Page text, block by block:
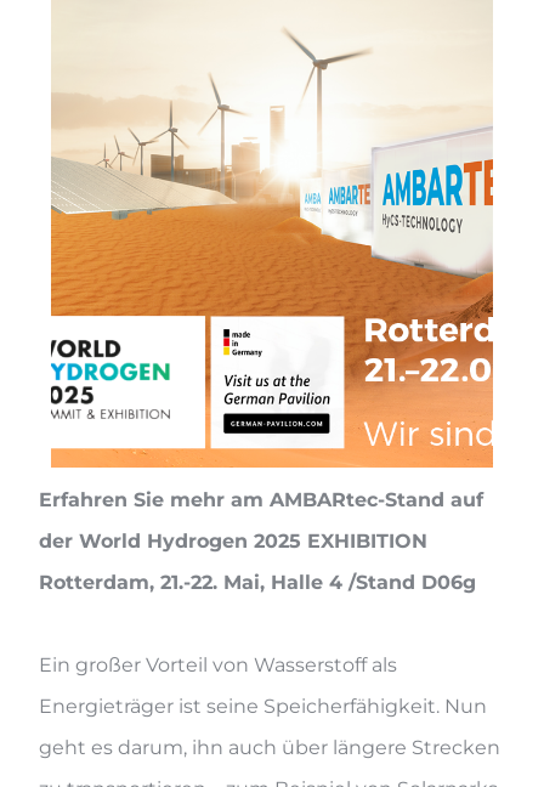
Erfahren Sie mehr am AMBARtec-Stand auf
der World Hydrogen 2025 EXHIBITION
Rotterdam, 21.-22. Mai, Halle 4 /Stand D06g
Ein großer Vorteil von Wasserstoff als
Energieträger ist seine Speicherfähigkeit. Nun
geht es darum, ihn auch über längere Strecken